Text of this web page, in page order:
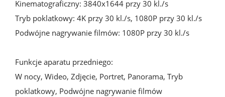
Kinematograficzny: 3840x1644 przy 30 kl./s
Tryb poklatkowy: 4K przy 30 kl./s, 1080P przy 30 kl./s
Podwójne nagrywanie filmów: 1080P przy 30 kl./s
Funkcje aparatu przedniego:
W nocy, Wideo, Zdjęcie, Portret, Panorama, Tryb
poklatkowy, Podwójne nagrywanie filmów